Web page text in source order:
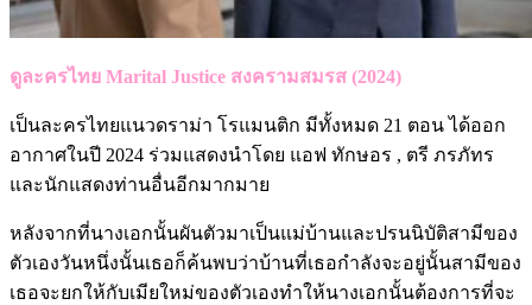
ดูละครไทย Marital Justice สงครามสมรส (2024)
เป็นละครไทยแนวดราม่า โรแมนติก มีทั้งหมด 21 ตอน ได้ออก
อากาศในปี 2024 ร่วมแสดงนำโดย แอฟ ทักษอร , ตรี ภรภัทร
และนักแสดงท่านอื่นอีกมากมาย
หลังจากที่นางเอกนั้นผันตัวมาเป็นแม่บ้านและปรนนิบัติสามีของ
ตัวเองวันหนึ่งนั้นเธอก็ค้นพบว่าบ้านที่เธอกำลังจะอยู่นั้นสามีของ
เธอจะยกให้กับเมียใหม่ของตัวเองทำให้นางเอกนั้นต้องการที่จะ